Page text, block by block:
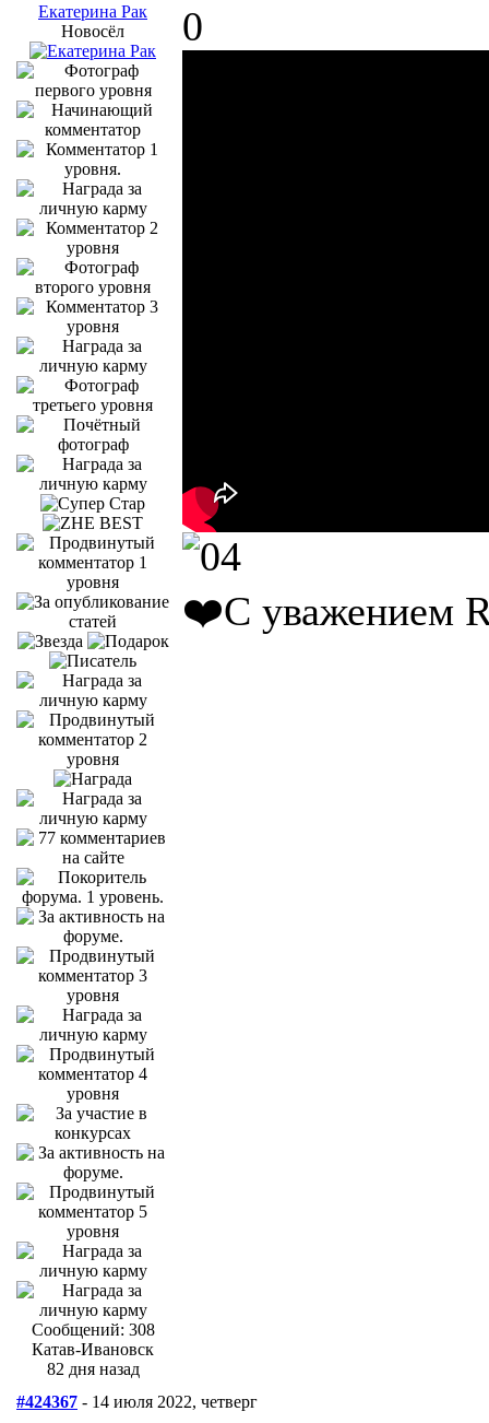
Екатерина Рак
Новосёл
Сообщений: 308
Катав-Ивановск
82 дня назад
0
❤️С уважением
#424367 - 14 июля 2022, четверг